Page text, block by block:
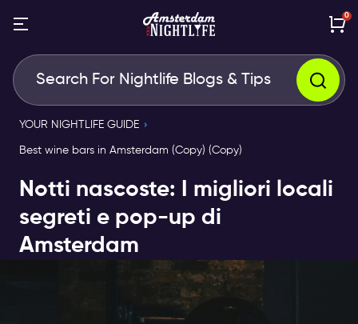
0
YOUR NIGHTLIFE GUIDE
Best wine bars in Amsterdam (Copy) (Copy)
Notti nascoste: I migliori locali
segreti e pop-up di
Amsterdam